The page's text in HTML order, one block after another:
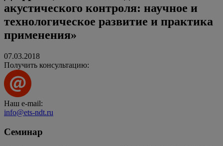
акустического контроля: научное и
технологическое развитие и практика
применения»
07.03.2018
Получить консультацию:
Наш e-mail:
info@ets-ndt.ru
Семинар